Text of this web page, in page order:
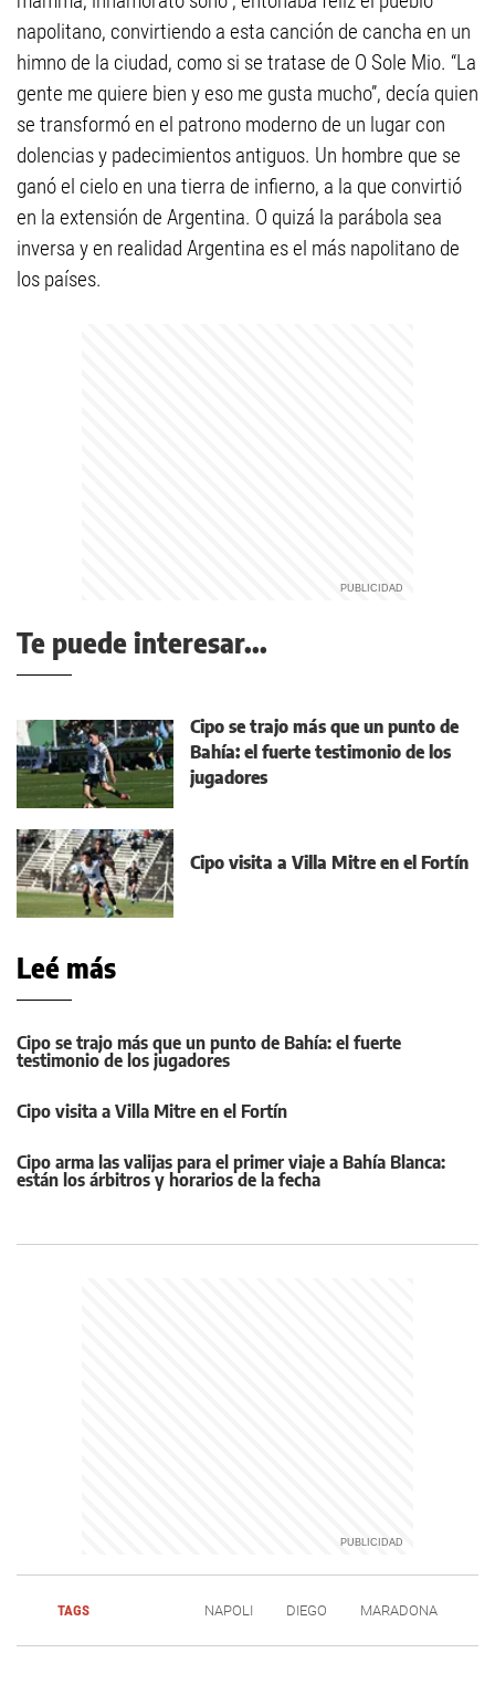
napolitano, convirtiendo a esta canción de cancha en un
himno de la ciudad, como si se tratase de O Sole Mio. “La
gente me quiere bien y eso me gusta mucho”, decía quien
se transformó en el patrono moderno de un lugar con
dolencias y padecimientos antiguos. Un hombre que se
ganó el cielo en una tierra de infierno, a la que convirtió
en la extensión de Argentina. O quizá la parábola sea
inversa y en realidad Argentina es el más napolitano de
los países.
Te puede interesar...
Cipo se trajo más que un punto de
Bahía: el fuerte testimonio de los
jugadores
Cipo visita a Villa Mitre en el Fortín
Leé más
Cipo se trajo más que un punto de Bahía: el fuerte
testimonio de los jugadores
Cipo visita a Villa Mitre en el Fortín
Cipo arma las valijas para el primer viaje a Bahía Blanca:
están los árbitros y horarios de la fecha
TAGS NAPOLI DIEGO MARADONA